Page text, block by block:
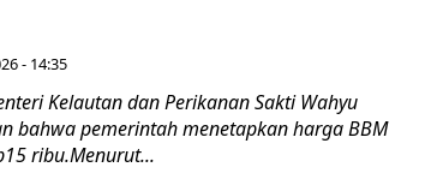
- 14:35
Kelautan dan Perikanan Sakti Wahyu
bahwa pemerintah menetapkan harga BBM
ribu.Menurut...